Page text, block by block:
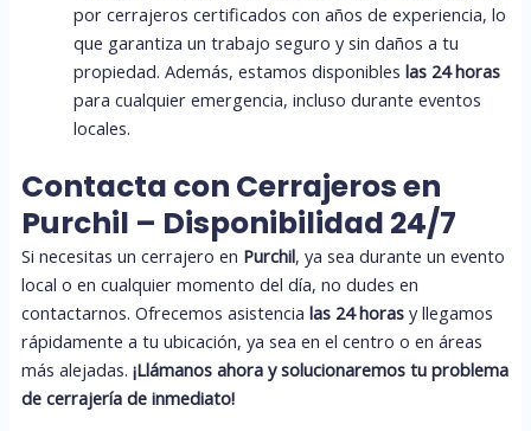
por cerrajeros certificados con años de experiencia, lo
que garantiza un trabajo seguro y sin daños a tu
propiedad. Además, estamos disponibles las 24 horas
para cualquier emergencia, incluso durante eventos
locales.
Contacta con Cerrajeros en
Purchil – Disponibilidad 24/7
Si necesitas un cerrajero en Purchil, ya sea durante un evento
local o en cualquier momento del día, no dudes en
contactarnos. Ofrecemos asistencia las 24 horasy llegamos
rápidamente a tu ubicación, ya sea en el centro o en áreas
más alejadas. ¡Llámanos ahora y solucionaremos tu problema
de cerrajería de inmediato!